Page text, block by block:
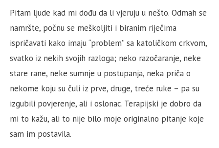
Pitam ljude kad mi dođu da li vjeruju u nešto. Odmah se
namršte, počnu se meškoljiti i biranim riječima
ispričavati kako imaju “problem” sa katoličkom crkvom,
svatko iz nekih svojih razloga; neko razočaranje, neke
stare rane, neke sumnje u postupanja, neka priča o
nekome koju su čuli iz prve, druge, treće ruke – pa su
izgubili povjerenje, ali i oslonac. Terapijski je dobro da
mi to kažu, ali to nije bilo moje originalno pitanje koje
sam im postavila.